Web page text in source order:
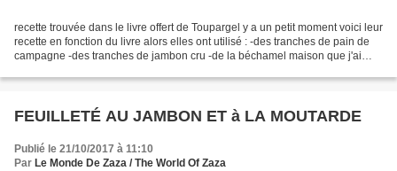
recette trouvée dans le livre offert de Toupargel y a un petit moment voici leur
recette en fonction du livre alors elles ont utilisé : -des tranches de pain de
campagne -des tranches de jambon cru -de la béchamel maison que j'ai
FEUILLETÉ AU JAMBON ET à LA MOUTARDE
Publié le 21/10/2017 à 11:10
Par Le Monde De Zaza / The World Of Zaza